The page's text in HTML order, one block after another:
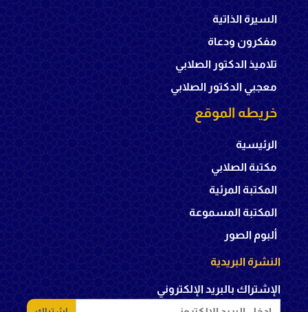
السيرة الذاتية
مفكرون ودعاة
تلاميذ الدكتور الصلابي
معجبي الدكتور الصلابي
خريطه الموقع
الرئيسية
مكتبة الصلابي
المكتبة المرئية
المكتبة المسموعة
ألبوم الصور
النشرة البريدية
الإشتراك بالبريد الإلكتروني